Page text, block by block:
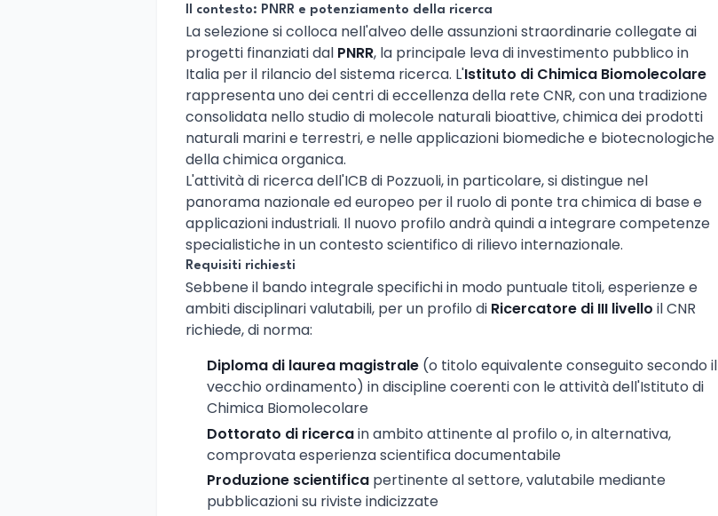
Il contesto: PNRR e potenziamento della ricerca
La selezione si colloca nell'alveo delle assunzioni straordinarie collegate ai
progetti finanziati dal PNRR, la principale leva di investimento pubblico in
Italia per il rilancio del sistema ricerca. L'Istituto di Chimica Biomolecolare
rappresenta uno dei centri di eccellenza della rete CNR, con una tradizione
consolidata nello studio di molecole naturali bioattive, chimica dei prodotti
naturali marini e terrestri, e nelle applicazioni biomediche e biotecnologiche
della chimica organica.
L'attività di ricerca dell'ICB di Pozzuoli, in particolare, si distingue nel
panorama nazionale ed europeo per il ruolo di ponte tra chimica di base e
applicazioni industriali. Il nuovo profilo andrà quindi a integrare competenze
specialistiche in un contesto scientifico di rilievo internazionale.
Requisiti richiesti
Sebbene il bando integrale specifichi in modo puntuale titoli, esperienze e
ambiti disciplinari valutabili, per un profilo di Ricercatore di III livello il CNR
richiede, di norma:
Diploma di laurea magistrale (o titolo equivalente conseguito secondo il
vecchio ordinamento) in discipline coerenti con le attività dell'Istituto di
Chimica Biomolecolare
Dottorato di ricercain ambito attinente al profilo o, in alternativa,
comprovata esperienza scientifica documentabile
Produzione scientifica pertinente al settore, valutabile mediante
pubblicazioni su riviste indicizzate